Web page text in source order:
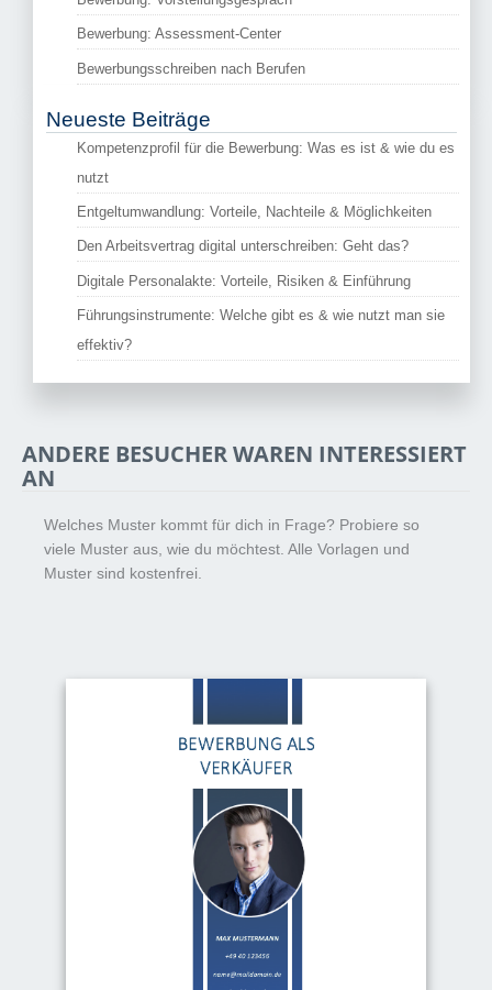
Bewerbung: Assessment-Center
Bewerbungsschreiben nach Berufen
Neueste Beiträge
Kompetenzprofil für die Bewerbung: Was es ist & wie du es
nutzt
Entgeltumwandlung: Vorteile, Nachteile & Möglichkeiten
Den Arbeitsvertrag digital unterschreiben: Geht das?
Digitale Personalakte: Vorteile, Risiken & Einführung
Führungsinstrumente: Welche gibt es & wie nutzt man sie
effektiv?
ANDERE BESUCHER WAREN INTERESSIERT
AN
Welches Muster kommt für dich in Frage? Probiere so
viele Muster aus, wie du möchtest. Alle Vorlagen und
Muster sind kostenfrei.